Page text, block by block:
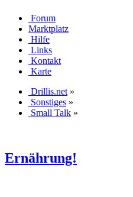
Forum
Marktplatz
Hilfe
Links
Kontakt
Karte
Drillis.net »
Sonstiges »
Small Talk »
Ernährung!